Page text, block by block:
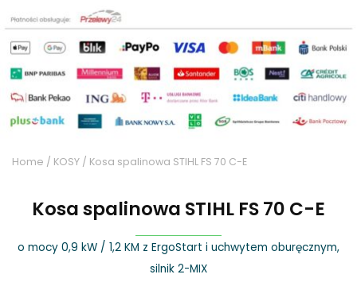
Home / KOSY / Kosa spalinowa STIHL FS 70 C-E
Kosa spalinowa STIHL FS 70 C-E
o mocy 0,9 kW / 1,2 KM z ErgoStart i uchwytem oburęcznym,
silnik 2-MIX